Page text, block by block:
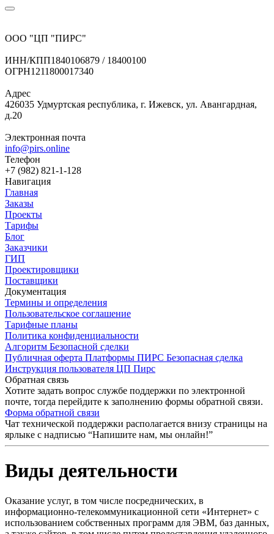
ООО "ЦП "ПИРС"
ИНН/КПП1840106879 / 18400100
ОГРН1211800017340
Адрес
426035 Удмуртская республика, г. Ижевск, ул. Авангардная,
д.20
Электронная почта
info@pirs.online
Телефон
+7 (982) 821-1-128
Навигация
Главная
Заказы
Проекты
Тарифы
Блог
Заказчики
ГИП
Проектировщики
Поставщики
Документация
Термины и определения
Пользовательское соглашение
Тарифные планы
Политика конфиденциальности
Алгоритм Безопасной сделки
Публичная оферта Платформы ПИРС Безопасная сделка
Инструкция пользователя ЦП Пирс
Обратная связь
Хотите задать вопрос службе поддержки по электронной
почте, тогда перейдите к заполнению формы обратной связи.
Форма обратной связи
Чат технической поддержки располагается внизу страницы на
ярлыке с надписью “Напишите нам, мы онлайн!”
Виды деятельности
Оказание услуг, в том числе посреднических, в
информационно-телекоммуникационной сети «Интернет» с
использованием собственных программ для ЭВМ, баз данных,